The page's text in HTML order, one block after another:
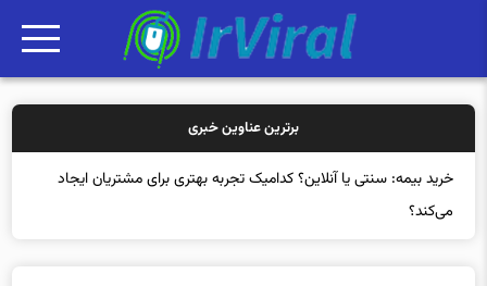
برترین عناوین خبری
خر